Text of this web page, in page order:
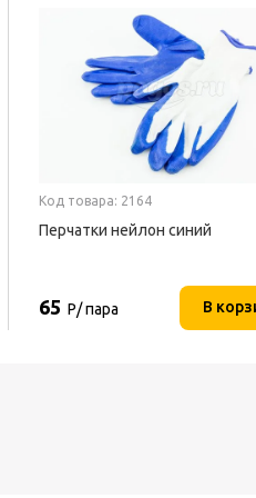
Код товара: 2164
Перчатки нейлон синий
65 Р/ пара В